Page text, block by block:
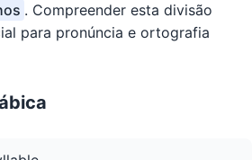
. Compreender esta divisão
para pronúncia e ortografia